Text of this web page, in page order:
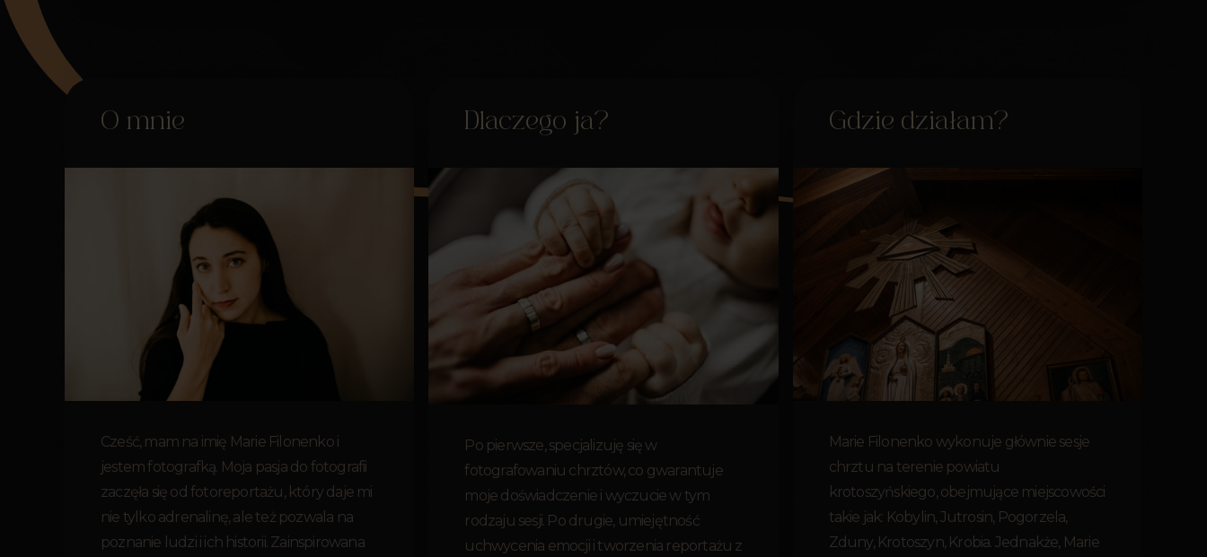
O mnie
Cześć, mam na imię Marie Filonenko i
jestem fotografką. Moja pasja do fotografii
zaczęła się od fotoreportażu, który daje mi
nie tylko adrenalinę, ale też pozwala na
poznanie ludzi i ich historii. Zainspirowana
Dlaczego ja?
Po pierwsze, specjalizuję się w
fotografowaniu chrztów, co gwarantuje
moje doświadczenie i wyczucie w tym
rodzaju sesji. Po drugie, umiejętność
uchwycenia emocji i tworzenia reportażu z
Gdzie działam?
Marie Filonenko wykonuje głównie sesje
chrztu na terenie powiatu
krotoszyńskiego, obejmujące miejscowości
takie jak: Kobylin, Jutrosin, Pogorzela,
Zduny, Krotoszyn, Krobia. Jednakże, Marie